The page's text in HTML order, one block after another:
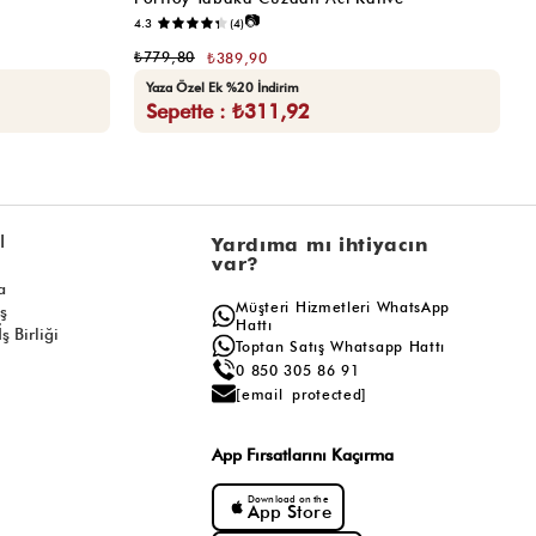
4.3 (4)📷
₺389,90
₺779,80
Yaza Özel Ek %20 İndirim
Sepette : ₺311,92
Birliği
Yardıma mı ihtiyacın
var?
Müşteri Hizmetleri WhatsApp
Hattı
Toptan Satış Whatsapp Hattı
0 850 305 86 91
[email protected]
App Fırsatlarını Kaçırma
Download on the
App Store